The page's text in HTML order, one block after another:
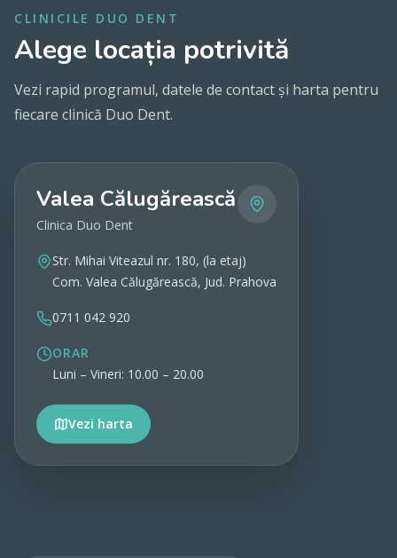
CLINICILE DUO DENT
Alege locația potrivită
Vezi rapid programul, datele de contact și harta pentru
fiecare clinică Duo Dent.
Valea Călugărească
Clinica Duo Dent
Str. Mihai Viteazul nr. 180, (la etaj)
Com. Valea Călugărească, Jud. Prahova
0711 042 920
ORAR
Luni – Vineri: 10.00 – 20.00
Vezi harta
Vezi detalii